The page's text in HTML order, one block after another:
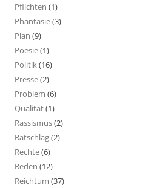
Pflichten (1)
Phantasie(3)
Plan (9)
Poesie(1)
Politik(16)
Presse(2)
Problem (6)
Qualität(1)
Rassismus(2)
Ratschlag(2)
Rechte(6)
Reden (12)
Reichtum (37)